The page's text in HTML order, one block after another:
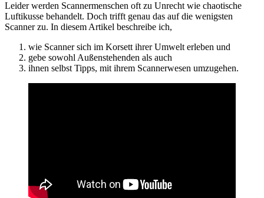
Leider werden Scannermenschen oft zu Unrecht wie chaotische
Luftikusse behandelt. Doch trifft genau das auf die wenigsten
Scanner zu. In diesem Artikel beschreibe ich,
wie Scanner sich im Korsett ihrer Umwelt erleben und
gebe sowohl Außenstehenden als auch
ihnen selbst Tipps, mit ihrem Scannerwesen umzugehen.